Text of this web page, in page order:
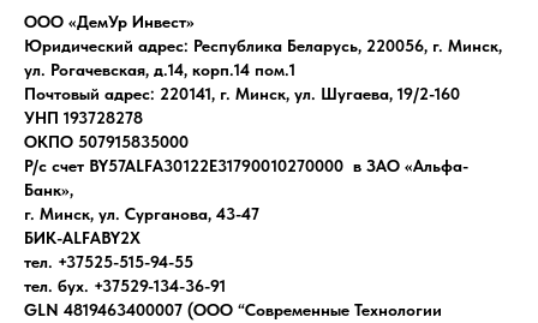
ООО «ДемУр Инвест»
Юридический адрес: Республика Беларусь, 220056, г. Минск,
ул. Рогачевская, д.14, корп.14 пом.1
Почтовый адрес: 220141, г. Минск, ул. Шугаева, 19/2-160
УНП 193728278
ОКПО 507915835000
Р/с счет BY57ALFA30122E31790010270000 в ЗАО «Альфа-
Банк»,
г. Минск, ул. Сурганова, 43-47
БИК-ALFABY2X
тел. +37525-515-94-55
тел. бух. +37529-134-36-91
GLN 4819463400007 (ООО “Современные Технологии